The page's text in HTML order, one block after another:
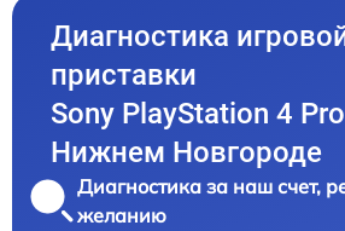
Диагностика
приставки
Sony PlayStation 4
Нижнем Новгороде
Диагностика за наш счет,
желанию